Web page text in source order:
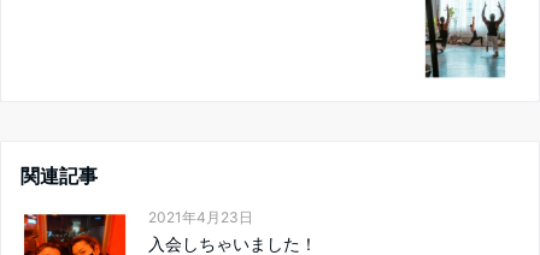
関連記事
2021年4月23日
入会しちゃいました！